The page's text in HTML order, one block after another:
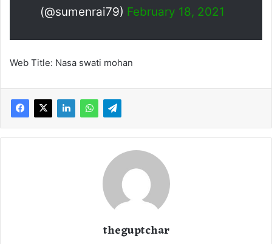
(@sumenrai79) February 18, 2021
Web Title: Nasa swati mohan
theguptchar